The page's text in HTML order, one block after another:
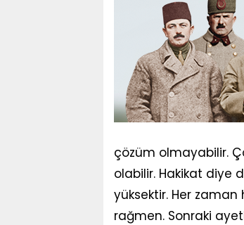
çözüm olmayabilir.
olabilir. Hakikat diye
yüksektir. Her zaman
rağmen. Sonraki